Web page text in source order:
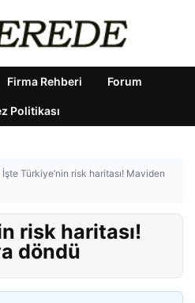
Firma Rehberi Forum
Politikası
İşte Türkiye’nin risk haritası! Maviden
risk haritası!
döndü